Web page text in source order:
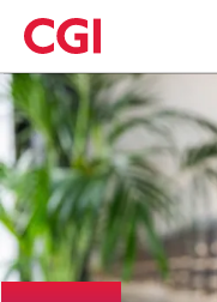
Skip
to
main
content